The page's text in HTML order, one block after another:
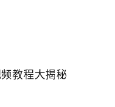
教程大揭秘